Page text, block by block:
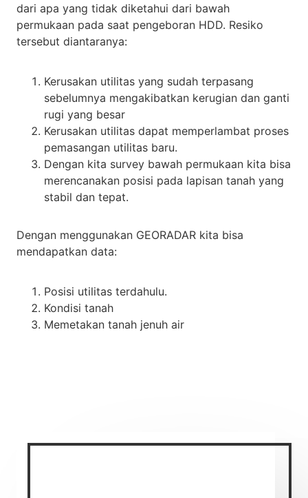
dari apa yang tidak diketahui dari bawah
permukaan pada saat pengeboran HDD. Resiko
tersebut diantaranya:
Kerusakan utilitas yang sudah terpasang
sebelumnya mengakibatkan kerugian dan ganti
rugi yang besar
Kerusakan utilitas dapat memperlambat proses
pemasangan utilitas baru.
Dengan kita survey bawah permukaan kita bisa
merencanakan posisi pada lapisan tanah yang
stabil dan tepat.
Dengan menggunakan GEORADAR kita bisa
mendapatkan data:
Posisi utilitas terdahulu.
Kondisi tanah
Memetakan tanah jenuh air